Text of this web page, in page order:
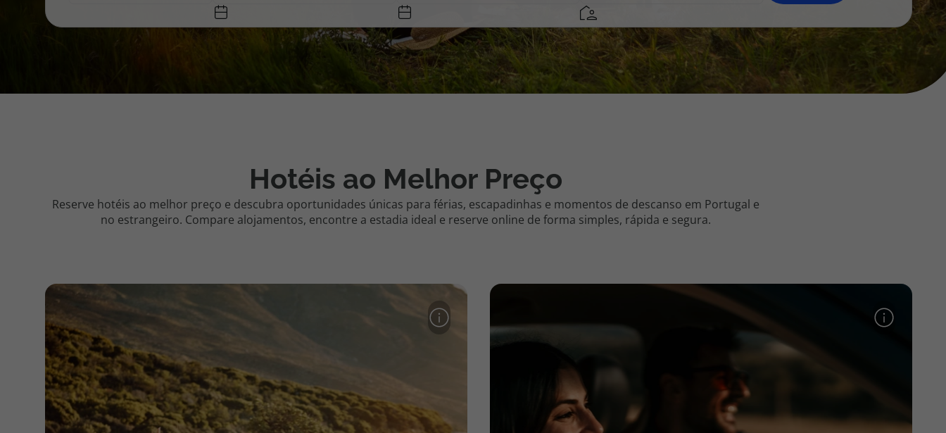
Top
Hotéis ao Melhor Preço
Reserve hotéis ao melhor preço e descubra oportunidades únicas para férias, escapadinhas e momentos de descanso em Portugal e
no estrangeiro. Compare alojamentos, encontre a estadia ideal e reserve online de forma simples, rápida e segura.